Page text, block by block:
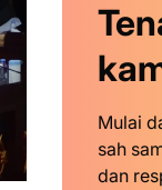
Mulai
sah
dan